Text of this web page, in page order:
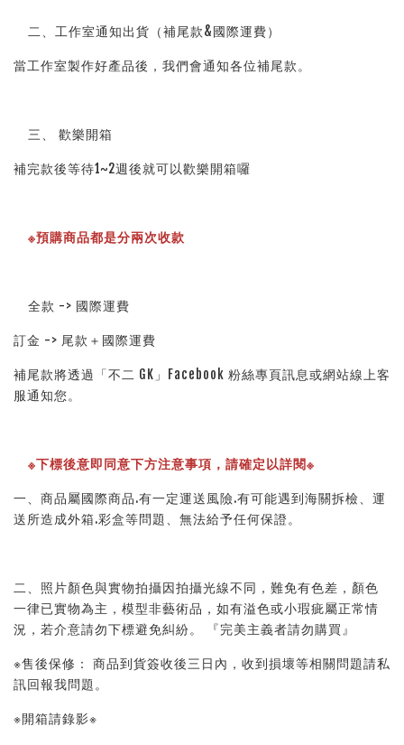
二、工作室通知出貨（補尾款&國際運費）
當工作室製作好產品後，我們會通知各位補尾款。
三、 歡樂開箱
補完款後等待1~2週後就可以歡樂開箱囉
※預購商品都是分兩次收款
全款 -> 國際運費
訂金 -> 尾款＋國際運費
補尾款將透過「不二 GK」Facebook 粉絲專頁訊息或網站線上客
服通知您。
※下標後意即同意下方注意事項，請確定以詳閱※
一、商品屬國際商品.有一定運送風險.有可能遇到海關拆檢、運
送所造成外箱.彩盒等問題、無法給予任何保證。
二、照片顏色與實物拍攝因拍攝光線不同，難免有色差，顏色
一律已實物為主，模型非藝術品，如有溢色或小瑕疵屬正常情
況，若介意請勿下標避免糾紛。 『完美主義者請勿購買』
※售後保修： 商品到貨簽收後三日內，收到損壞等相關問題請私
訊回報我問題。
※開箱請錄影※